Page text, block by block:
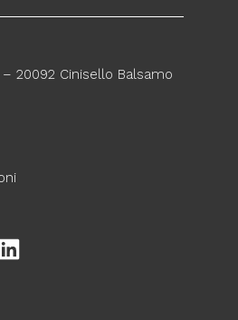
20092 Cinisello Balsamo